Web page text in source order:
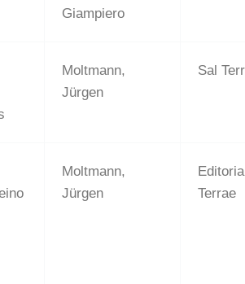
Giampiero
Moltmann,
Jürgen
Sal
Moltmann,
Jürgen
Terrae